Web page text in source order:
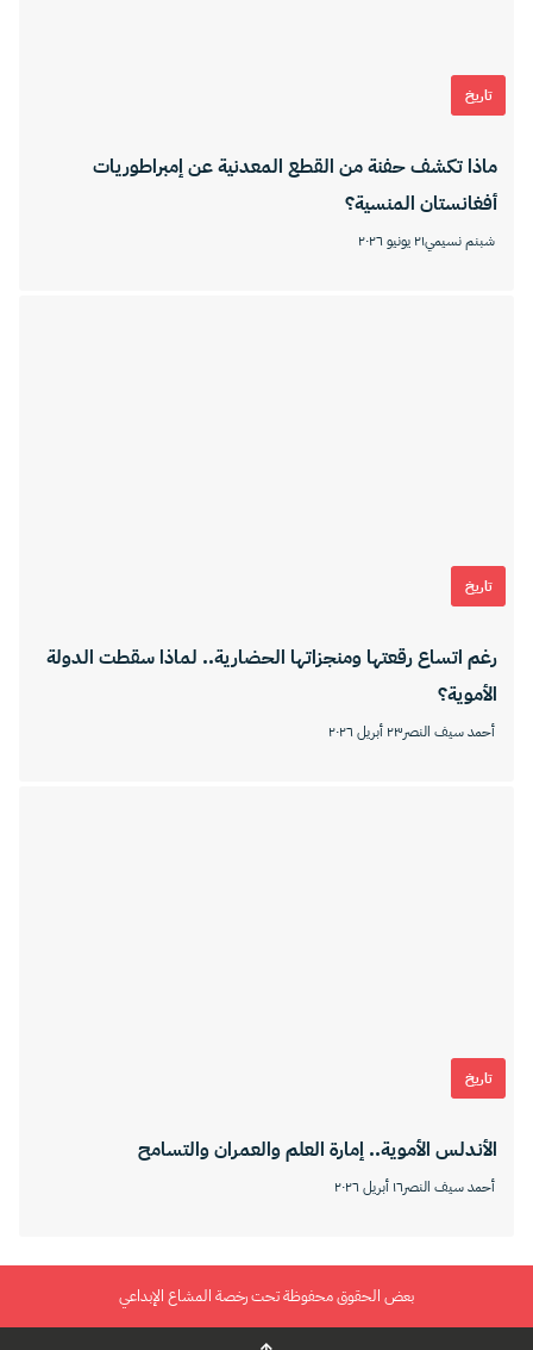
تاريخ
ماذا تكشف حفنة من القطع المعدنية عن إمبراطوريات
أفغانستان المنسية؟
شبنم نسيمي٢١ يونيو ٢٠٢٦
تاريخ
رغم اتساع رقعتها ومنجزاتها الحضارية.. لماذا سقطت الدولة
الأموية؟
أحمد سيف النصر٢٣ أبريل ٢٠٢٦
تاريخ
الأندلس الأموية.. إمارة العلم والعمران والتسامح
أحمد سيف النصر١٦ أبريل ٢٠٢٦
بعض الحقوق محفوظة تحت رخصة المشاع الإبداعي